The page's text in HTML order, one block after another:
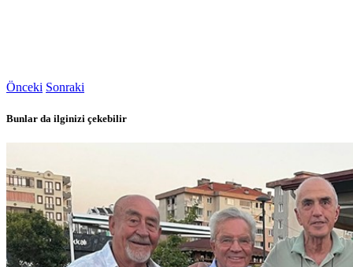
Önceki Sonraki
Bunlar da ilginizi çekebilir